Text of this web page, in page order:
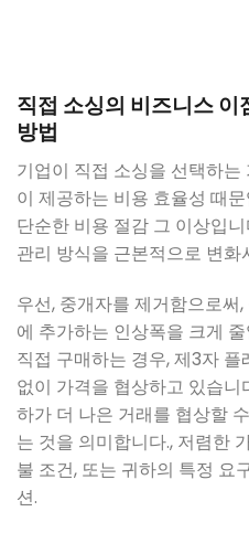
직접 소싱의 비즈니스
방법
기업이 직접 소싱을 선택하
이 제공하는 비용 효율성 때
단순한 비용 절감 그 이상입
관리 방식을 근본적으로 변화
우선, 중개자를 제거함으로써
에 추가하는 인상폭을 크게
직접 구매하는 경우, 제3자
없이 가격을 협상하고 있습니
하가 더 나은 거래를 협상할
는 것을 의미합니다., 저렴한
불 조건, 또는 귀하의 특정 요
션.